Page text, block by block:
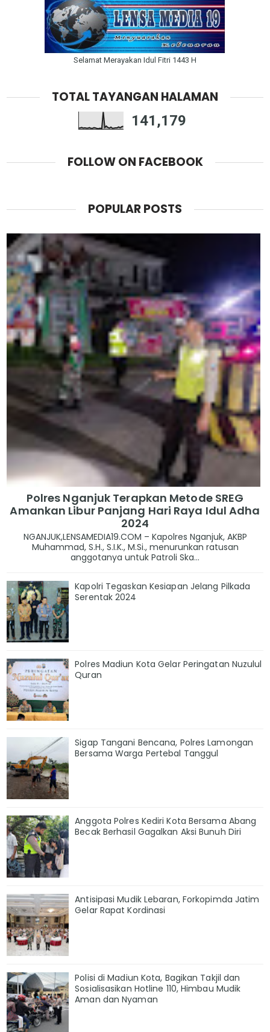
Selamat Merayakan Idul Fitri 1443 H
TOTAL TAYANGAN HALAMAN
141,179
FOLLOW ON FACEBOOK
POPULAR POSTS
Polres Nganjuk Terapkan Metode SREG
Amankan Libur Panjang Hari Raya Idul Adha
2024
NGANJUK,LENSAMEDIA19.COM – Kapolres Nganjuk, AKBP
Muhammad, S.H., S.I.K., M.Si., menurunkan ratusan
anggotanya untuk Patroli Ska...
Kapolri Tegaskan Kesiapan Jelang Pilkada
Serentak 2024
Polres Madiun Kota Gelar Peringatan Nuzulul
Quran
Sigap Tangani Bencana, Polres Lamongan
Bersama Warga Pertebal Tanggul
Anggota Polres Kediri Kota Bersama Abang
Becak Berhasil Gagalkan Aksi Bunuh Diri
Antisipasi Mudik Lebaran, Forkopimda Jatim
Gelar Rapat Kordinasi
Polisi di Madiun Kota, Bagikan Takjil dan
Sosialisasikan Hotline 110, Himbau Mudik
Aman dan Nyaman